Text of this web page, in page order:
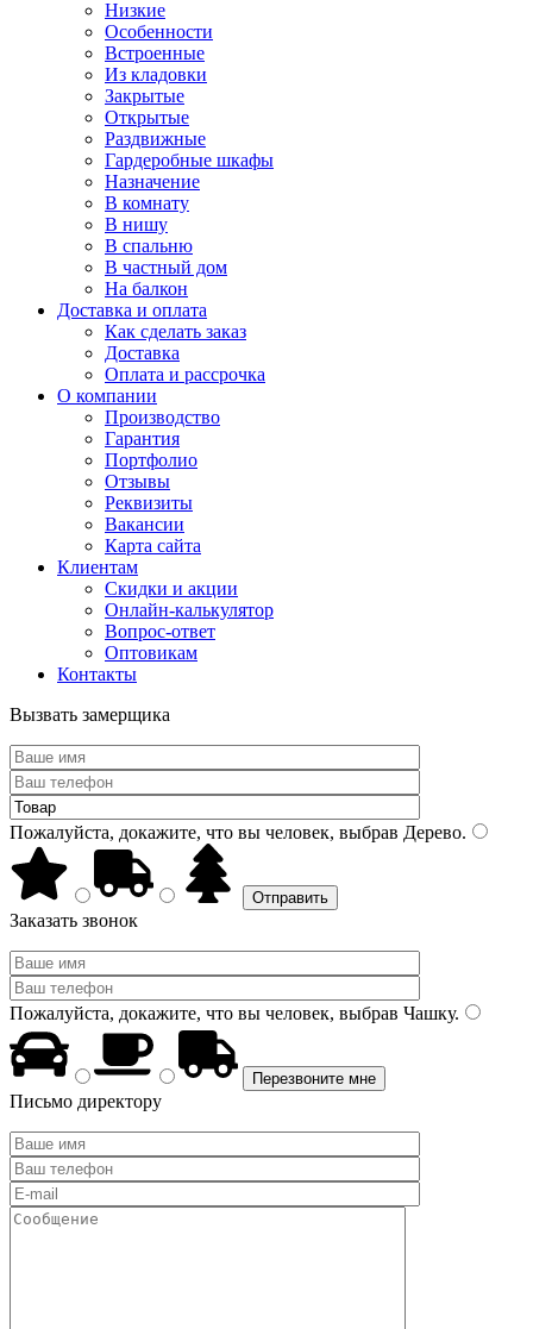
Низкие
Особенности
Встроенные
Из кладовки
Закрытые
Открытые
Раздвижные
Гардеробные шкафы
Назначение
В комнату
В нишу
В спальню
В частный дом
На балкон
Доставка и оплата
Как сделать заказ
Доставка
Оплата и рассрочка
О компании
Производство
Гарантия
Портфолио
Отзывы
Реквизиты
Вакансии
Карта сайта
Клиентам
Скидки и акции
Онлайн-калькулятор
Вопрос-ответ
Оптовикам
Контакты
Вызвать замерщика
Пожалуйста, докажите, что вы человек, выбрав Дерево.
Заказать звонок
Пожалуйста, докажите, что вы человек, выбрав Чашку.
Письмо директору